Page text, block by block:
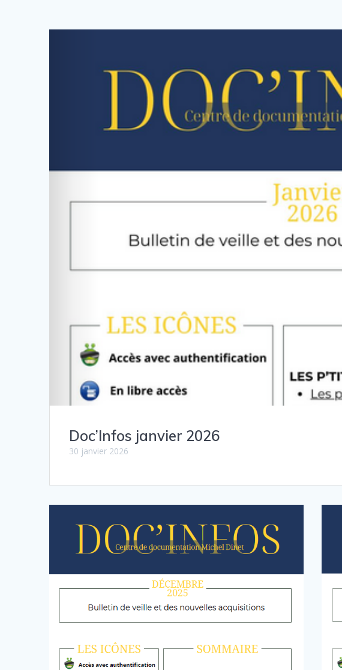
Doc’Infos janvier 2026
30 janvier 2026